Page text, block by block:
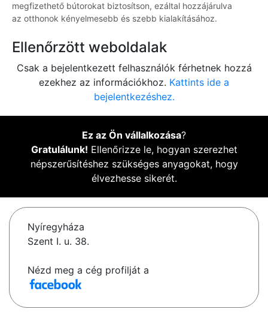
megfizethető bútorokat biztosítson, ezáltal hozzájárulva
az otthonok kényelmesebb és szebb kialakításához.
Ellenőrzött weboldalak
Csak a bejelentkezett felhasználók férhetnek hozzá
ezekhez az információkhoz. Kattints ide a
bejelentkezéshez.
Ez az Ön vállalkozása?
Gratulálunk! Ellenőrizze le, hogyan szerezhet
népszerűsítéshez szükséges anyagokat, hogy
élvezhesse sikerét.
Nyíregyháza
Szent I. u. 38.
Nézd meg a cég profilját a